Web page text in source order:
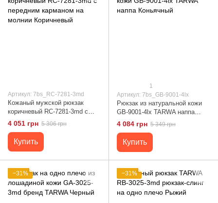
Артикул: 7bs_RC-7281-3md
Кожаный мужской рюкзак
коричневый RC-7281-3md с
передним карманом на молнии
Коричневый
4 051 грн 5 306 грн
Купить
1
Артикул: 7bs_GB-9001-4lx
Рюкзак из натуральной кожи
GB-9001-4lx TARWA наппа
Коньячный
4 084 грн 5 349 грн
Купить
−31% −31%